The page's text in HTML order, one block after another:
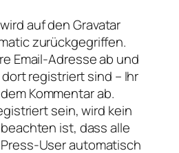
auf den Gravatar
zurückgegriffen.
Email-Adresse ab und
registriert sind – Ihr
Kommentar ab.
sein, wird kein
ist, dass alle
User automatisch